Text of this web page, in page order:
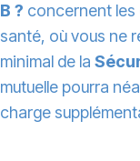
B ? concernent les
santé, où vous ne
minimal de la
mutuelle pourra
charge